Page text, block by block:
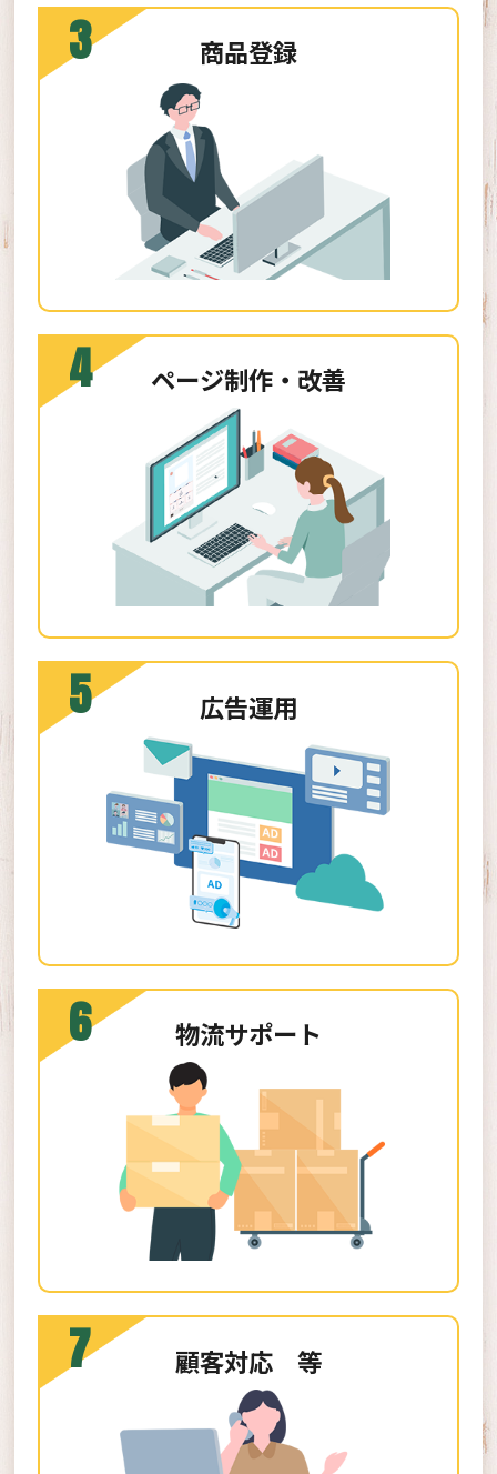
3 商品登録
4 ページ制作・改善
5 広告運用
6 物流サポート
7 顧客対応 等